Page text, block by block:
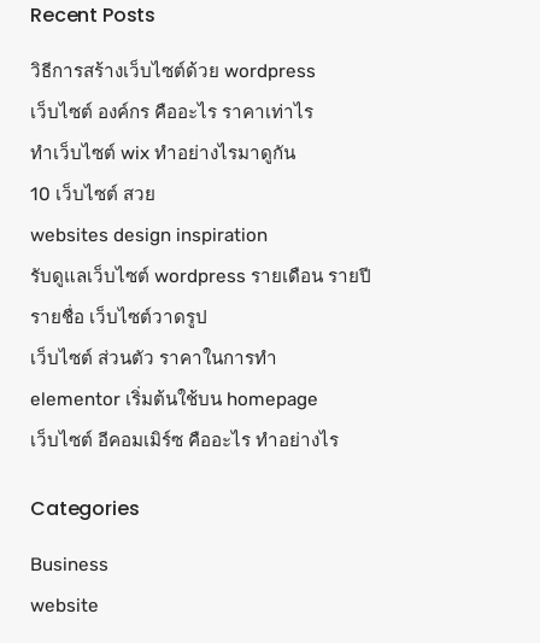
Recent Posts
วิธีการสร้างเว็บไซต์ด้วย wordpress
เว็บไซต์ องค์กร คืออะไร ราคาเท่าไร
ทําเว็บไซต์ wix ทำอย่างไรมาดูกัน
10 เว็บไซต์ สวย
websites design inspiration
รับดูแลเว็บไซต์ wordpress รายเดือน รายปี
รายชื่อ เว็บไซต์วาดรูป
เว็บไซต์ ส่วนตัว ราคาในการทำ
elementor เริ่มต้นใช้บน homepage
เว็บไซต์ อีคอมเมิร์ซ คืออะไร ทำอย่างไร
Categories
Business
website